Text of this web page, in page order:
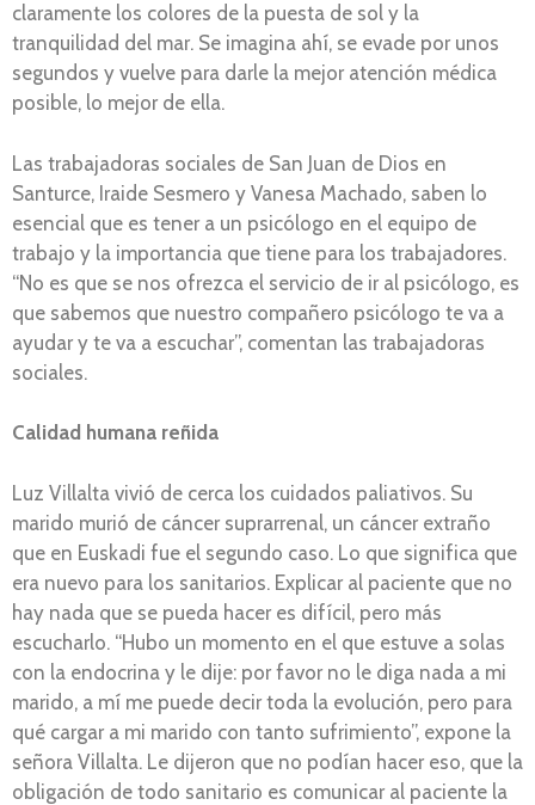
claramente los colores de la puesta de sol y la
tranquilidad del mar. Se imagina ahí, se evade por unos
segundos y vuelve para darle la mejor atención médica
posible, lo mejor de ella.
Las trabajadoras sociales de San Juan de Dios en
Santurce, Iraide Sesmero y Vanesa Machado, saben lo
esencial que es tener a un psicólogo en el equipo de
trabajo y la importancia que tiene para los trabajadores.
“No es que se nos ofrezca el servicio de ir al psicólogo, es
que sabemos que nuestro compañero psicólogo te va a
ayudar y te va a escuchar”, comentan las trabajadoras
sociales.
Calidad humana reñida
Luz Villalta vivió de cerca los cuidados paliativos. Su
marido murió de cáncer suprarrenal, un cáncer extraño
que en Euskadi fue el segundo caso. Lo que significa que
era nuevo para los sanitarios. Explicar al paciente que no
hay nada que se pueda hacer es difícil, pero más
escucharlo. “Hubo un momento en el que estuve a solas
con la endocrina y le dije: por favor no le diga nada a mi
marido, a mí me puede decir toda la evolución, pero para
qué cargar a mi marido con tanto sufrimiento”, expone la
señora Villalta. Le dijeron que no podían hacer eso, que la
obligación de todo sanitario es comunicar al paciente la